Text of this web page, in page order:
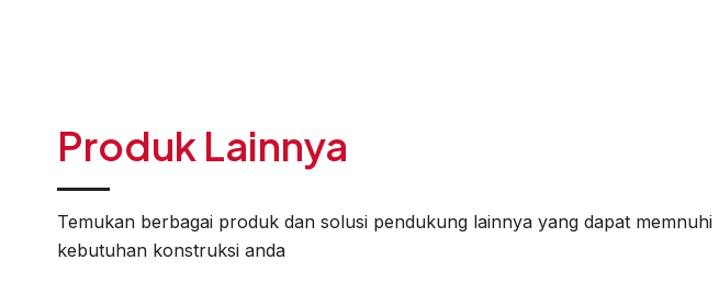
Produk Lainnya
Temukan berbagai produk dan solusi pendukung lainnya yang dapat memnuhi
kebutuhan konstruksi anda